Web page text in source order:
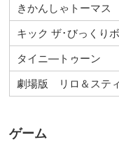
きかんしゃトーマ
キック ザ･びっくり
タイニ―トゥーン
劇場版 リロ＆ステ
ゲーム